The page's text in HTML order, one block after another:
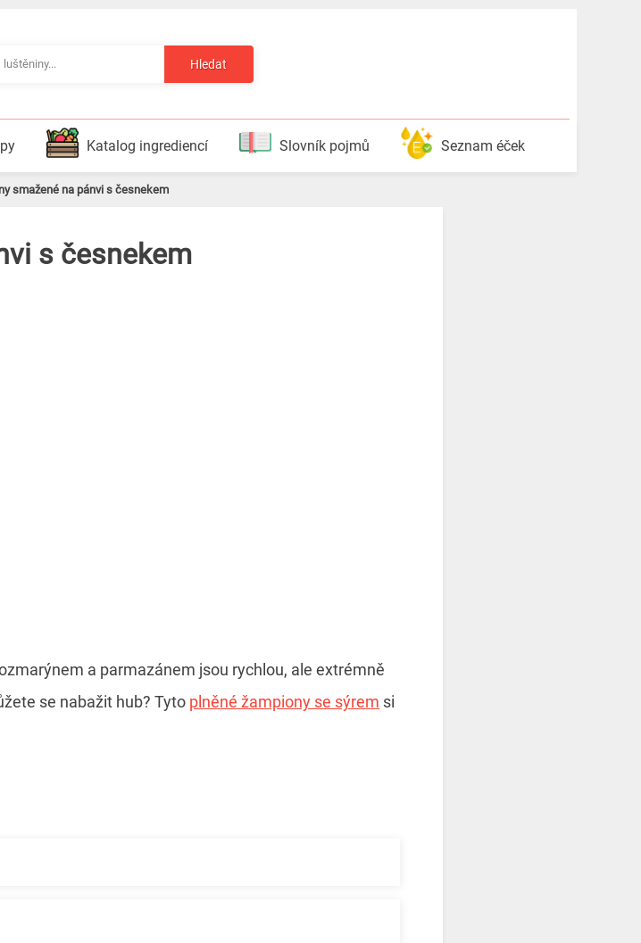
Hledat
Katalog ingrediencí Slovník pojmů Seznam éček
smažené na pánvi s česnekem
s česnekem
a parmazánem jsou rychlou, ale extrémně
se nabažit hub? Tyto plněné žampiony se sýrem si